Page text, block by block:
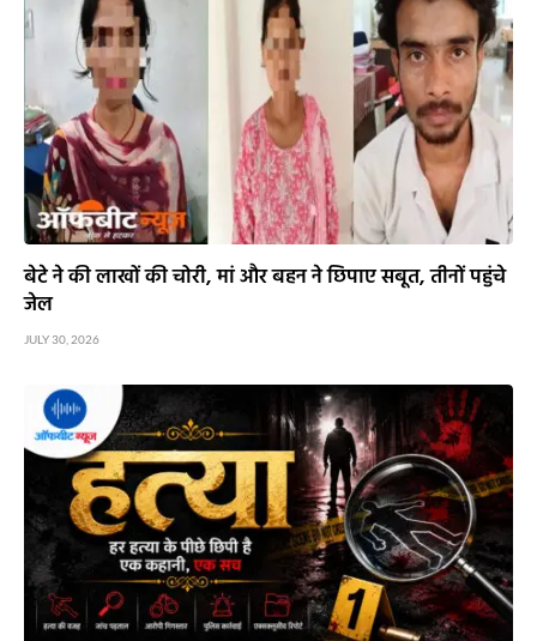
बेटे ने की लाखों की चोरी, मां और बहन ने छिपाए सबूत, तीनों पहुंचे
जेल
JULY 30, 2026